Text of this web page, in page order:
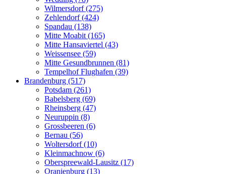
Wilmersdorf (275)
Zehlendorf (424)
Spandau (138)
Mitte Moabit (165)
Mitte Hansaviertel (43)
Weissensee (59)
Mitte Gesundbrunnen (81)
Tempelhof Flughafen (39)
Brandenburg (517)
Potsdam (261)
Babelsberg (69)
Rheinsberg (47)
Neuruppin (8)
Grossbeeren (6)
Bernau (56)
Woltersdorf (10)
Kleinmachnow (6)
Oberspreewald-Lausitz (17)
Oranienburg (13)